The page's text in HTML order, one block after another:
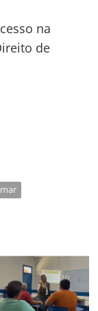
na
de